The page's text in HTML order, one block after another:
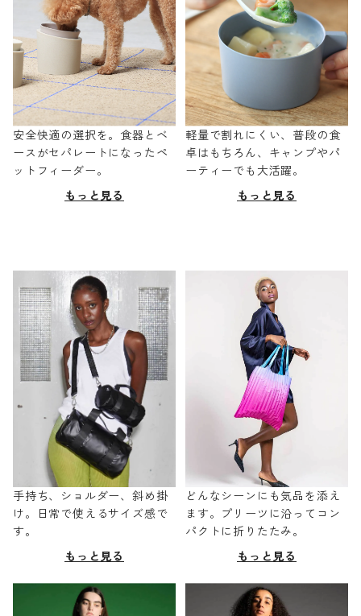
安全快適の選択を。食器とベ
ースがセパレートになったペ
ットフィーダー。
もっと見る
軽量で割れにくい、普段の食
卓はもちろん、キャンプやパ
ーティーでも大活躍。
もっと見る
手持ち、ショルダー、斜め掛
け。日常で使えるサイズ感で
す。
もっと見る
どんなシーンにも気品を添え
ます。プリーツに沿ってコン
パクトに折りたたみ。
もっと見る